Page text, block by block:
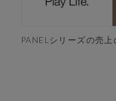
ーズの売上の一部を球活へ